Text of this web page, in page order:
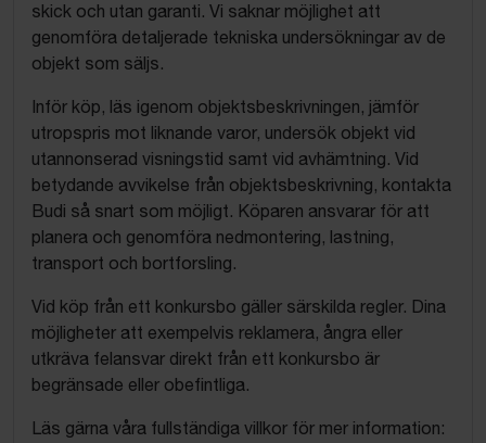
skick och utan garanti. Vi saknar möjlighet att
genomföra detaljerade tekniska undersökningar av de
objekt som säljs.
Inför köp, läs igenom objektsbeskrivningen, jämför
utropspris mot liknande varor, undersök objekt vid
utannonserad visningstid samt vid avhämtning. Vid
betydande avvikelse från objektsbeskrivning, kontakta
Budi så snart som möjligt. Köparen ansvarar för att
planera och genomföra nedmontering, lastning,
transport och bortforsling.
Vid köp från ett konkursbo gäller särskilda regler. Dina
möjligheter att exempelvis reklamera, ångra eller
utkräva felansvar direkt från ett konkursbo är
begränsade eller obefintliga.
Läs gärna våra fullständiga villkor för mer information: